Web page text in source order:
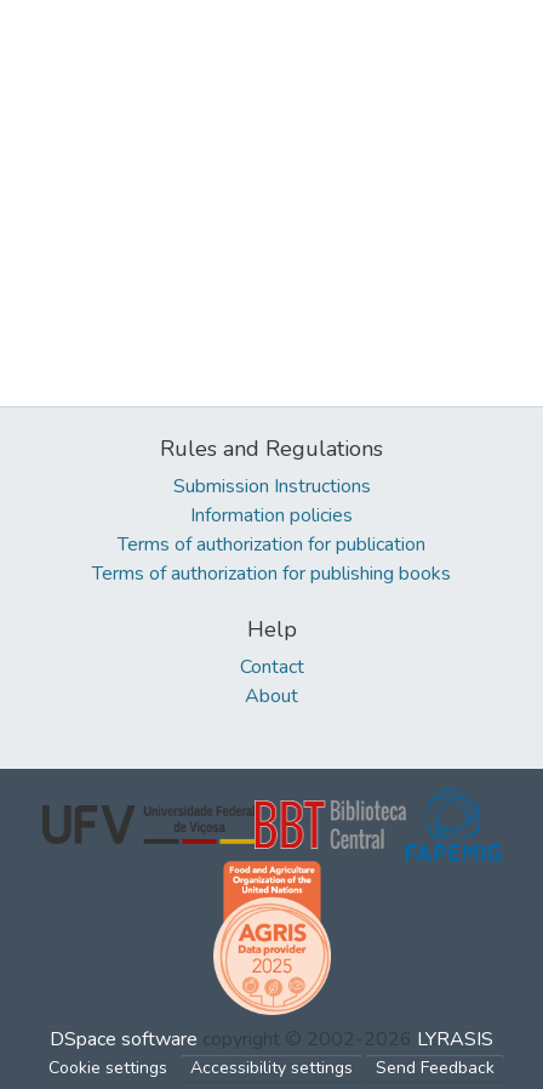
Rules and Regulations
Submission Instructions
Information policies
Terms of authorization for publication
Terms of authorization for publishing books
Help
Contact
About
DSpace software copyright © 2002-2026 LYRASIS
Cookie settings Accessibility settings Send Feedback